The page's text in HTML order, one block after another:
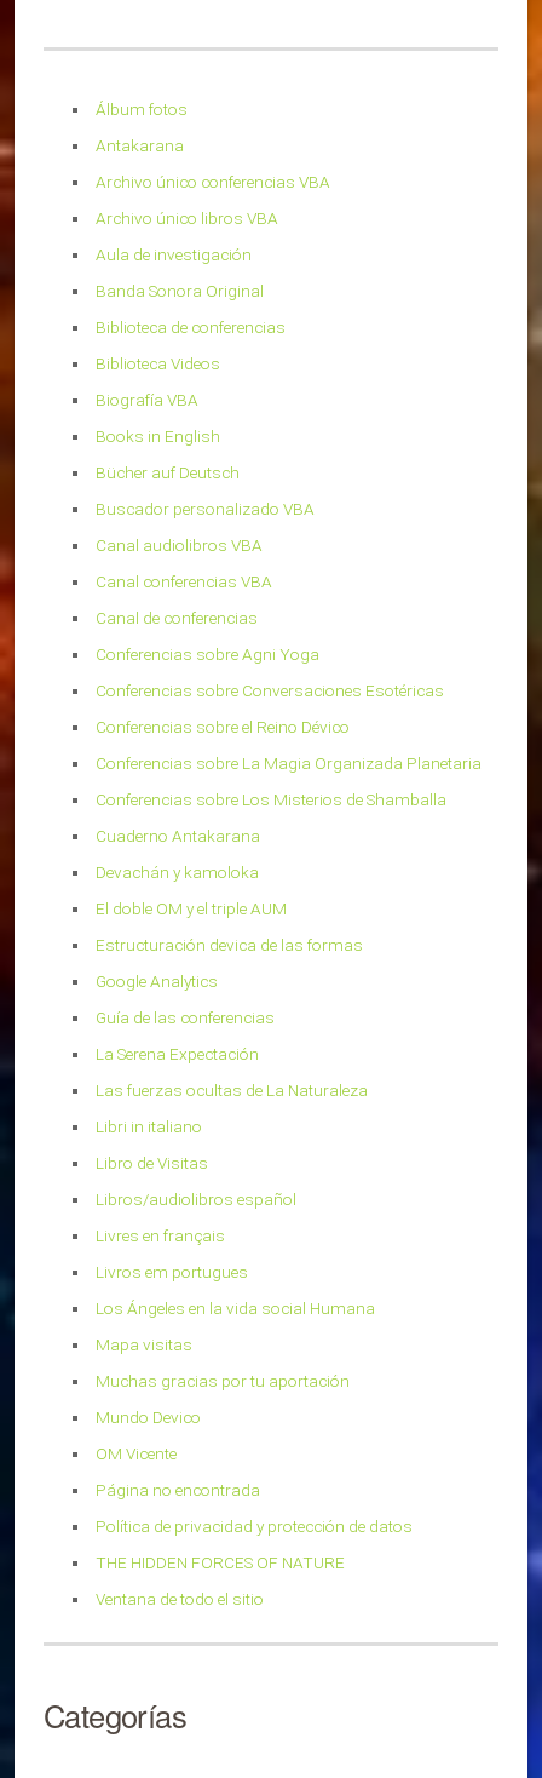
Álbum fotos
Antakarana
Archivo único conferencias VBA
Archivo único libros VBA
Aula de investigación
Banda Sonora Original
Biblioteca de conferencias
Biblioteca Videos
Biografía VBA
Books in English
Bücher auf Deutsch
Buscador personalizado VBA
Canal audiolibros VBA
Canal conferencias VBA
Canal de conferencias
Conferencias sobre Agni Yoga
Conferencias sobre Conversaciones Esotéricas
Conferencias sobre el Reino Dévico
Conferencias sobre La Magia Organizada Planetaria
Conferencias sobre Los Misterios de Shamballa
Cuaderno Antakarana
Devachán y kamoloka
El doble OM y el triple AUM
Estructuración devica de las formas
Google Analytics
Guía de las conferencias
La Serena Expectación
Las fuerzas ocultas de La Naturaleza
Libri in italiano
Libro de Visitas
Libros/audiolibros español
Livres en français
Livros em portugues
Los Ángeles en la vida social Humana
Mapa visitas
Muchas gracias por tu aportación
Mundo Devico
OM Vicente
Página no encontrada
Política de privacidad y protección de datos
THE HIDDEN FORCES OF NATURE
Ventana de todo el sitio
Categorías